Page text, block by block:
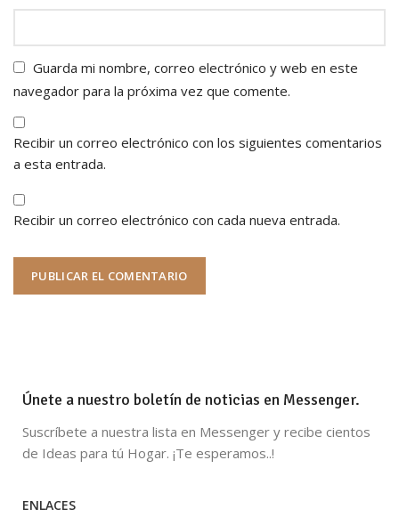
Guarda mi nombre, correo electrónico y web en este
navegador para la próxima vez que comente.
Recibir un correo electrónico con los siguientes comentarios
a esta entrada.
Recibir un correo electrónico con cada nueva entrada.
Únete a nuestro boletín de noticias en Messenger.
Suscríbete a nuestra lista en Messenger y recibe cientos
de Ideas para tú Hogar. ¡Te esperamos..!
ENLACES